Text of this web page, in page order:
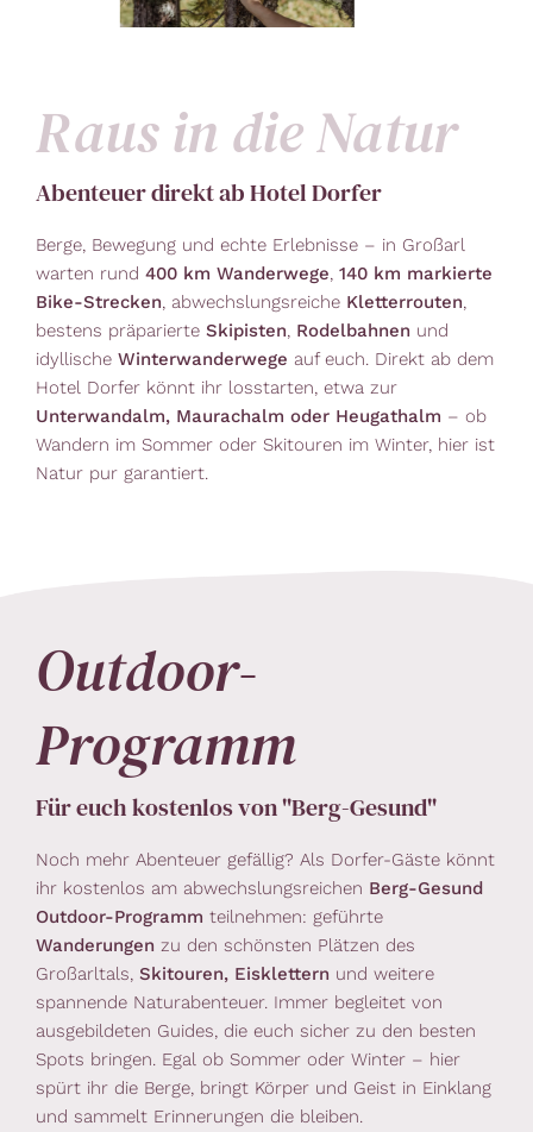
Raus in die Natur
Abenteuer direkt ab Hotel Dorfer
Berge, Bewegung und echte Erlebnisse – in Großarl
warten rund 400 km Wanderwege, 140 km markierte
Bike-Strecken, abwechslungsreiche Kletterrouten,
bestens präparierte Skipisten, Rodelbahnen und
idyllische Winterwanderwege auf euch. Direkt ab dem
Hotel Dorfer könnt ihr losstarten, etwa zur
Unterwandalm, Maurachalm oder Heugathalm – ob
Wandern im Sommer oder Skitouren im Winter, hier ist
Natur pur garantiert.
Outdoor-
Programm
Für euch kostenlos von "Berg-Gesund"
Noch mehr Abenteuer gefällig? Als Dorfer-Gäste könnt
ihr kostenlos am abwechslungsreichen Berg-Gesund
Outdoor-Programm teilnehmen: geführte
Wanderungen zu den schönsten Plätzen des
Großarltals, Skitouren, Eisklettern und weitere
spannende Naturabenteuer. Immer begleitet von
ausgebildeten Guides, die euch sicher zu den besten
Spots bringen. Egal ob Sommer oder Winter – hier
spürt ihr die Berge, bringt Körper und Geist in Einklang
und sammelt Erinnerungen die bleiben.